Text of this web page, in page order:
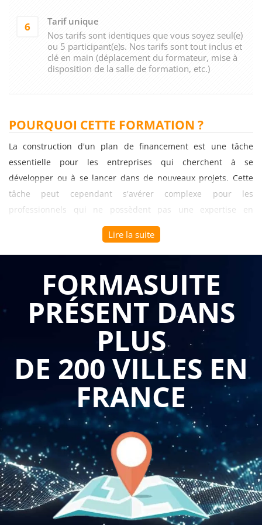
6
Tarif unique
Nos tarifs sont identiques que vous soyez seul(e)
ou 5 participant(e)s. Nos tarifs sont tout inclus et
clé en main (déplacement du formateur, mise à
disposition de la salle de formation, etc.)
POURQUOI CETTE FORMATION ?
La construction d'un plan de financement est une tâche
essentielle pour les entreprises qui cherchent à se
développer ou à se lancer dans de nouveaux projets. Cette
tâche peut cependant s'avérer complexe pour les
professionnels qui ne possèdent pas une expertise en
finance. C'est pourquoi une formation spécialisée en la
matière peut s'avérer très utile.
financement permettra aux participants de comprendre les
bases de la finance d'entreprise, telles que la différence entre
les fonds propres et les fonds d'emprunt, les notions de cash-
flow, de retour sur investissement et de rentabilité. Ils
pourront ainsi se familiariser avec les principaux concepts et
outils utilisés pour construire un plan de financement.
Ensuite, la formation permettra aux participants d'acquérir
les compétences nécessaires pour établir un plan de
financement solide et cohérent. Ils apprendront à identifier
les besoins de financement de l'entreprise en fonction de ses
objectifs et de ses projets, à évaluer les différentes sources
de financement disponibles, à établir un budget et un plan
de trésorerie, et à calculer les coûts et les risques liés à
chaque option de financement.
Lire la suite
FORMASUITE
PRÉSENT DANS
PLUS
DE 200 VILLES EN
FRANCE